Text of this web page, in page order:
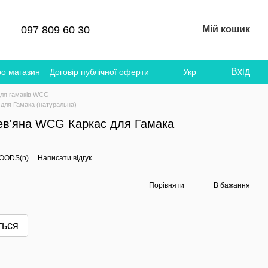
097 809 60 30 Мій кошик
магазин Договір публічної оферти Укр Вхід
гамаків WCG
Гамака (натуральна)
WCG Каркас для Гамака
Написати відгук
Порівняти В бажання